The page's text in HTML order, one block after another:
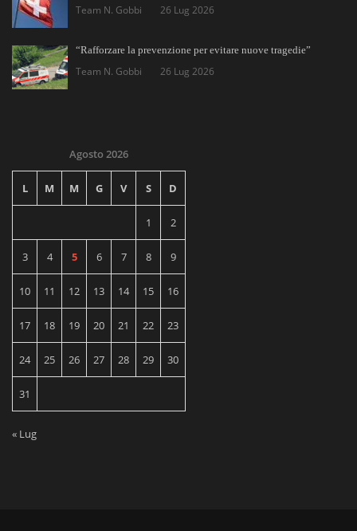
Team N. Gobbi 26 Lug 2026
“Rafforzare la prevenzione per evitare nuove tragedie”
Team N. Gobbi 26 Lug 2026
Agosto 2026
L M M G V S D
1 2
3 4 5 6 7 8 9
10 11 12 13 14 15 16
17 18 19 20 21 22 23
24 25 26 27 28 29 30
31
« Lug